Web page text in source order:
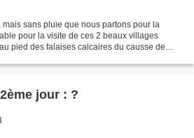
sans pluie que nous partons pour la
pour la visite de ces 2 beaux villages
pied des falaises calcaires du causse de
jour : ?